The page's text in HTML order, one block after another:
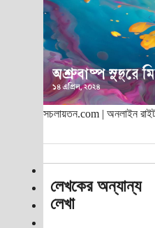
সচলায়তন.com | অনলাইন
লেখকের অন্যান্য
লেখা